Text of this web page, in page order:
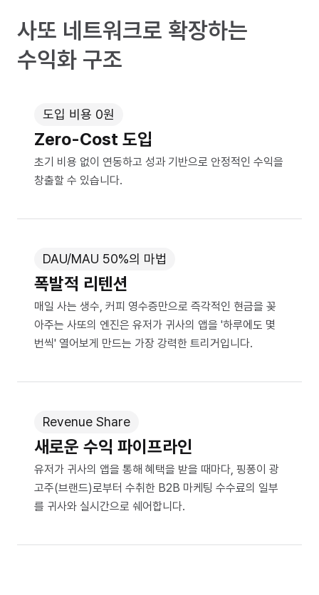
사또 네트워크로 확장하는
수익화 구조
도입 비용 0원
Zero-Cost 도입
초기 비용 없이 연동하고 성과 기반으로 안정적인 수익을
창출할 수 있습니다.
DAU/MAU 50%의 마법
폭발적 리텐션
매일 사는 생수, 커피 영수증만으로 즉각적인 현금을 꽂
아주는 사또의 엔진은 유저가 귀사의 앱을 '하루에도 몇
번씩' 열어보게 만드는 가장 강력한 트리거입니다.
Revenue Share
새로운 수익 파이프라인
유저가 귀사의 앱을 통해 혜택을 받을 때마다, 핑퐁이 광
고주(브랜드)로부터 수취한 B2B 마케팅 수수료의 일부
를 귀사와 실시간으로 쉐어합니다.